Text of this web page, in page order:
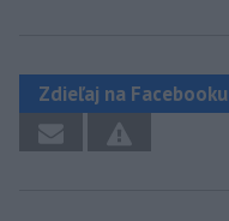
Zdieľaj na Facebooku